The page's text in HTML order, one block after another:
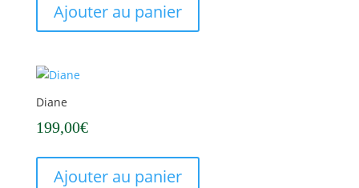
Ajouter au panier
Diane
199,00€
Ajouter au panier